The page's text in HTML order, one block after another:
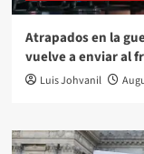
Atrapados en la
vuelve a enviar al
Luis Johvanil